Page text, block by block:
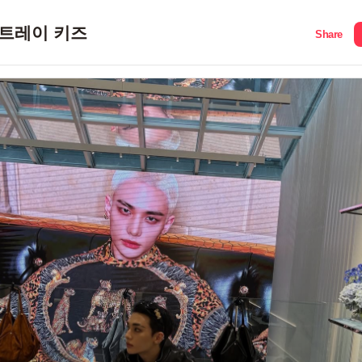
레이 키즈 Share